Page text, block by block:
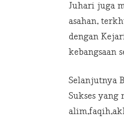
Juhari juga
asahan,
dengan
kebangsaan
Selanjutnya
Sukses